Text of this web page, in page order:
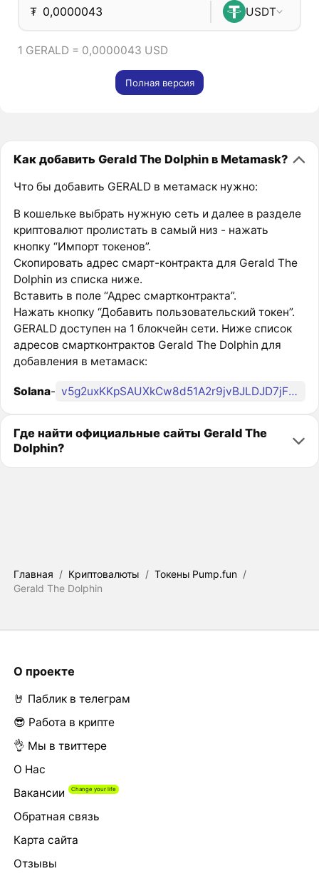
₮ USDT
1 GERALD = 0,0000043 USD
Полная версия
Как добавить Gerald The Dolphin в Metamask?
Что бы добавить GERALD в метамаск нужно:
В кошельке выбрать нужную сеть и далее в разделе
криптовалют пролистать в самый низ - нажать
кнопку “Импорт токенов”.
Скопировать адрес смарт-контракта для Gerald The
Dolphin из списка ниже.
Вставить в поле “Адрес смартконтракта”.
Нажать кнопку “Добавить пользовательский токен”.
GERALD доступен на 1 блокчейн сети. Ниже список
адресов смартконтрактов Gerald The Dolphin для
добавления в метамаск:
Solana- v5g2uxKKpSAUXkCw8d51A2r9jvBJLDJD7jFPkTSpump
Где найти официальные сайты Gerald The
Dolphin?
Главная / Криптовалюты / Токены Pump.fun /
Gerald The Dolphin
О проекте
🤘 Паблик в телеграм
😎 Работа в крипте
👌 Мы в твиттере
О Нас
Вакансии
Обратная связь
Карта сайта
Отзывы